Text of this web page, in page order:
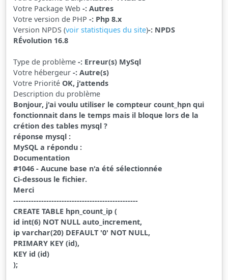
Votre Package Web-: Autres
Votre version de PHP-: Php 8.x
Version NPDS (voir statistiques du site)-: NPDS
RÉvolution 16.8
Type de problème-: Erreur(s) MySql
Votre hébergeur-: Autre(s)
Votre Priorité OK, j'attends
Description du problème
Bonjour, j'ai voulu utiliser le compteur count_hpn qui
fonctionnait dans le temps mais il bloque lors de la
crétion des tables mysql ?
réponse mysql :
MySQL a répondu :
Documentation
#1046 - Aucune base n'a été sélectionnée
Ci-dessous le fichier.
Merci
-------------------------------------------------
CREATE TABLE hpn_count_ip (
id int(6) NOT NULL auto_increment,
ip varchar(20) DEFAULT '0' NOT NULL,
PRIMARY KEY (id),
KEY id (id)
);